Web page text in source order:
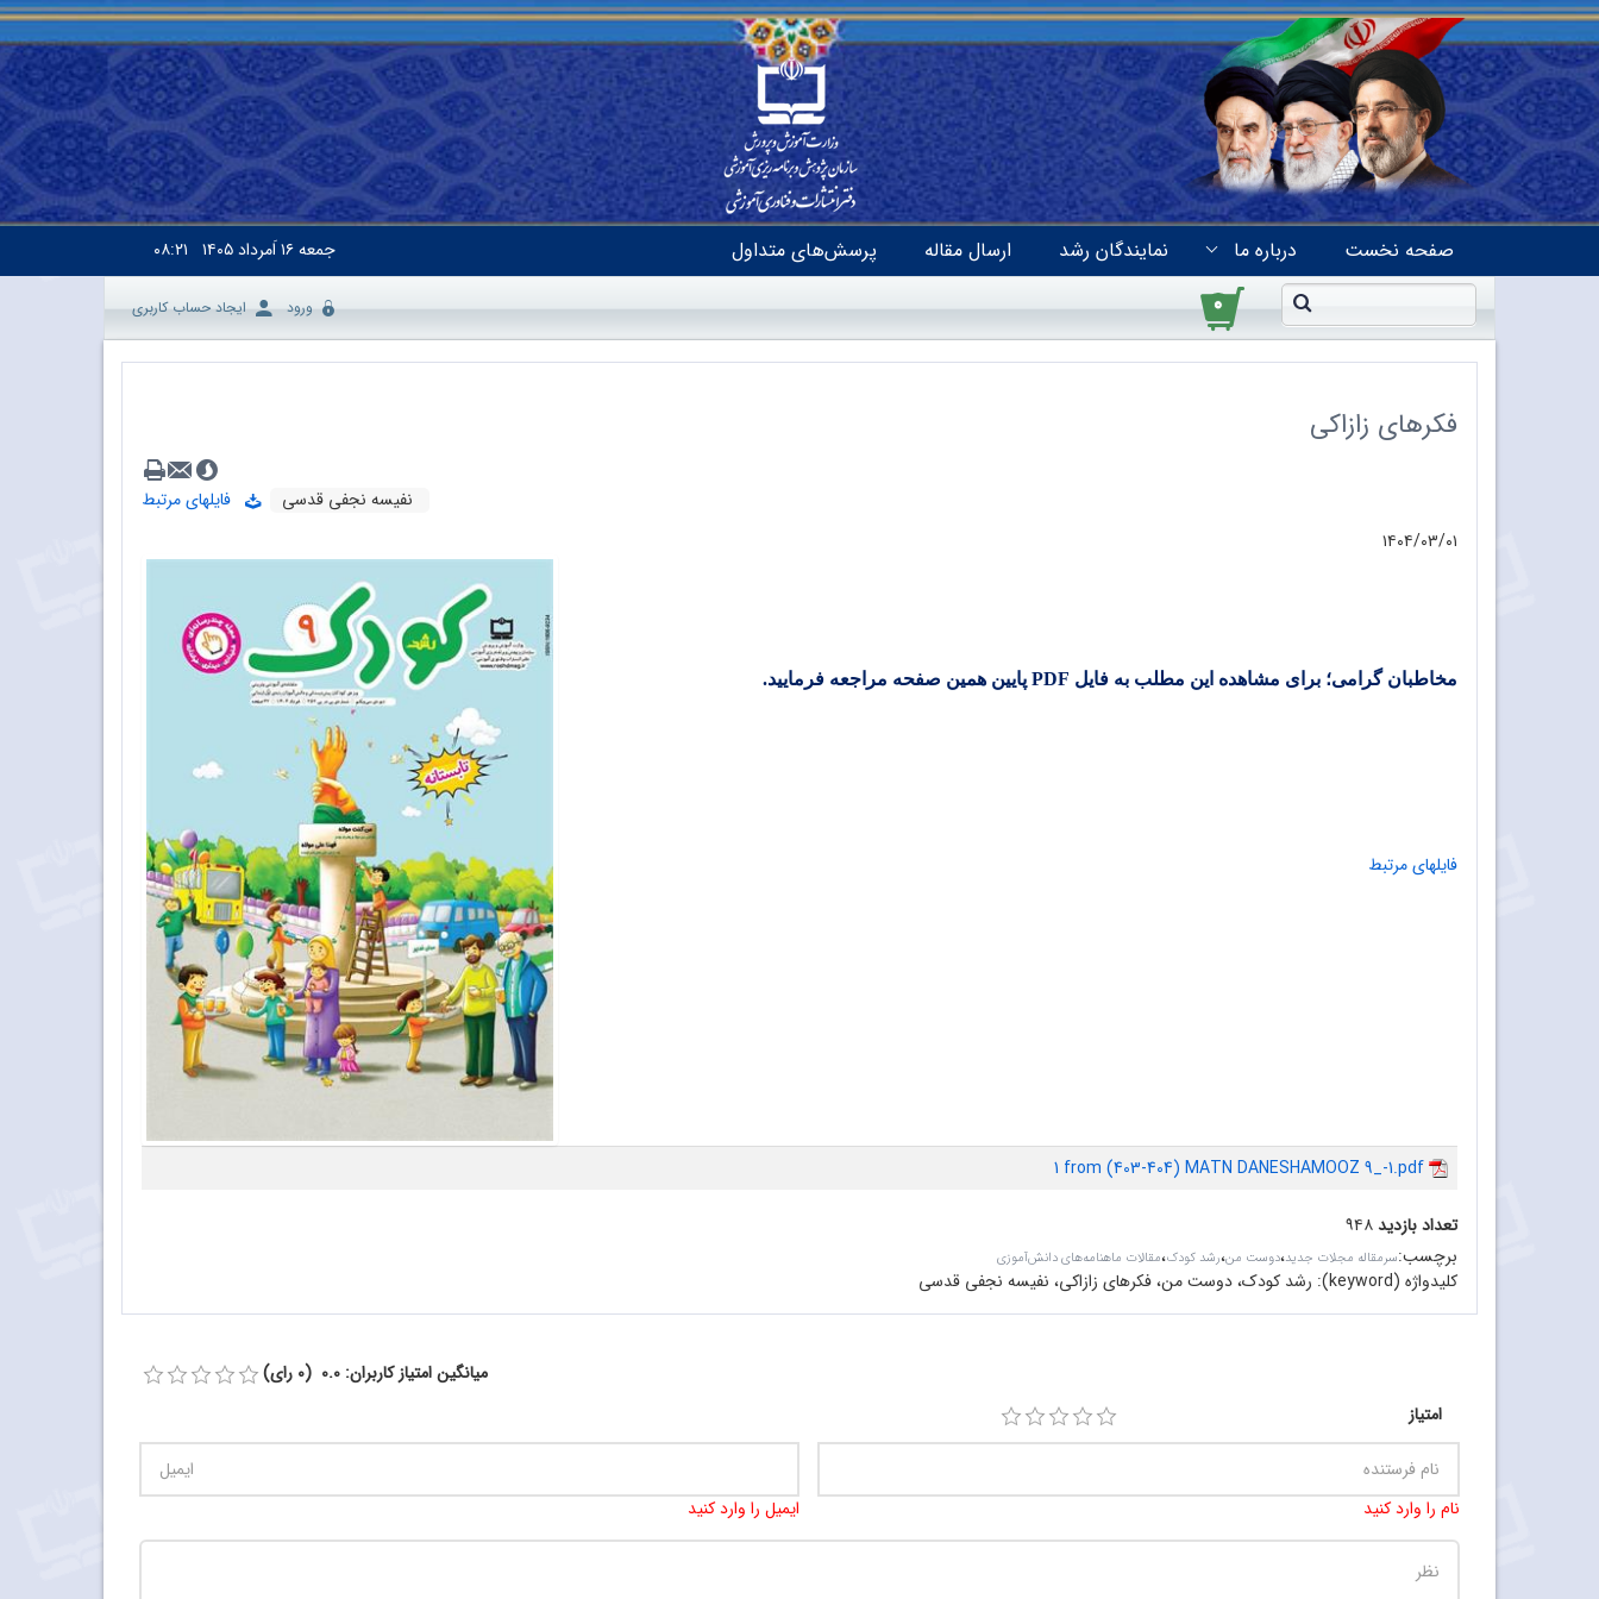
صفحه نخست درباره ما نمایندگان رشد ارسال مقاله پرسش‌های متداول جمعه۱۶ اَمرداد ۱۴۰۵ ۰۸:۲۱
۰ ورود ایجاد حساب کاربری
فکرهای زازاکی
نفیسه نجفی قدسی
فایلهای مرتبط
۱۴۰۴/۰۳/۰۱
مخاطبان گرامی؛ برای مشاهده این مطلب به فایل PDF پایین همین صفحه مراجعه فرمایید.
فایلهای مرتبط
1 from (403-404) MATN DANESHAMOOZ 9_-1.pdf
تعداد بازدید۹۴۸
برچسب:سرمقاله مجلات جدید،دوست من،رشد کودک،مقالات ماهنامه‌های دانش‌آموزی
کلیدواژه (keyword): رشد کودک،‌ دوست من، فکرهای زازاکی، نفیسه نجفی قدسی
میانگین امتیاز کاربران: 0.0 (0 رای)
امتیاز
نام را وارد کنید ایمیل را وارد کنید